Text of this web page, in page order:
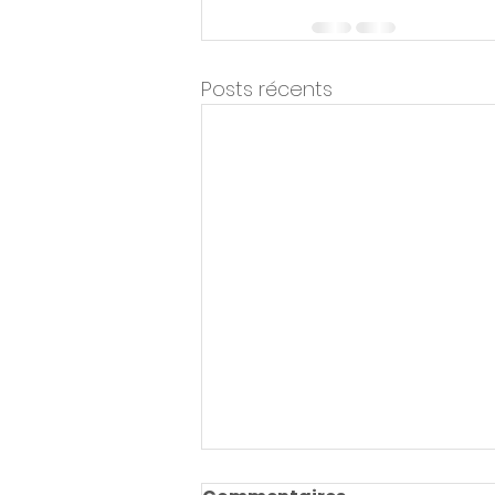
Posts récents